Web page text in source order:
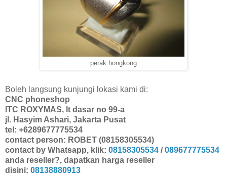
perak hongkong
Boleh langsung kunjungi lokasi kami di:
CNC phoneshop
ITC ROXYMAS, lt dasar no 99-a
jl. Hasyim Ashari, Jakarta Pusat
tel: +6289677775534
contact person: ROBET (08158305534)
contact by Whatsapp, klik: 08158305534 /089677775534
anda reseller?, dapatkan harga reseller
disini: 08138880913